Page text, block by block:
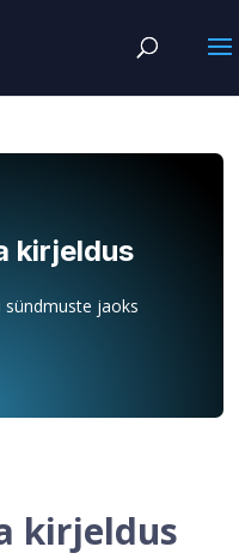
kirjeldus
sündmuste jaoks
kirjeldus